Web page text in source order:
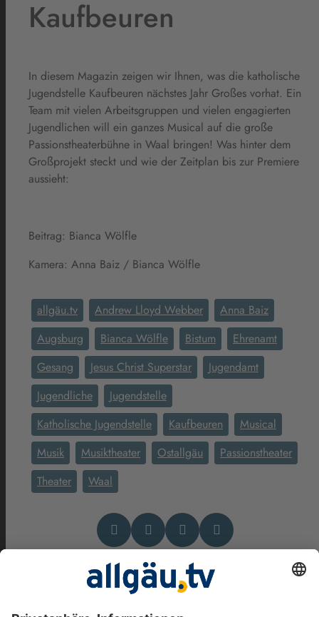
Kaufbeuren
In diesem Magazin zeigen wir Ihnen, was die katholische
Jugendstelle Kaufbeuren nächstes Jahr Großes vorhat. Ein
Team mit vielen Arbeitsgruppen und vielen engagierten
Jugendlichen will ein ganzes Musical auf die große
Passionstheaterbühne in Waal bringen! Was hinter dem
Großprojekt steckt und wie der Zeitplan bis zur Premiere
aussieht:
Beitrag: Bianca Wölfle
Kamera: Anna Baiz / Bianca Wölfle
allgäu.tv Andrew Lloyd Webber
Anna Baiz
Augsburg
Bianca Wölfle Bistum
Ehrenamt
Gesang
Jesus Christ Superstar
Jugendamt
Jugendliche
Jugendstelle
Katholische Jugendstelle
Kaufbeuren
Musical
Musik
Musiktheater Ostallgäu
Passionstheater
Theater
Waal